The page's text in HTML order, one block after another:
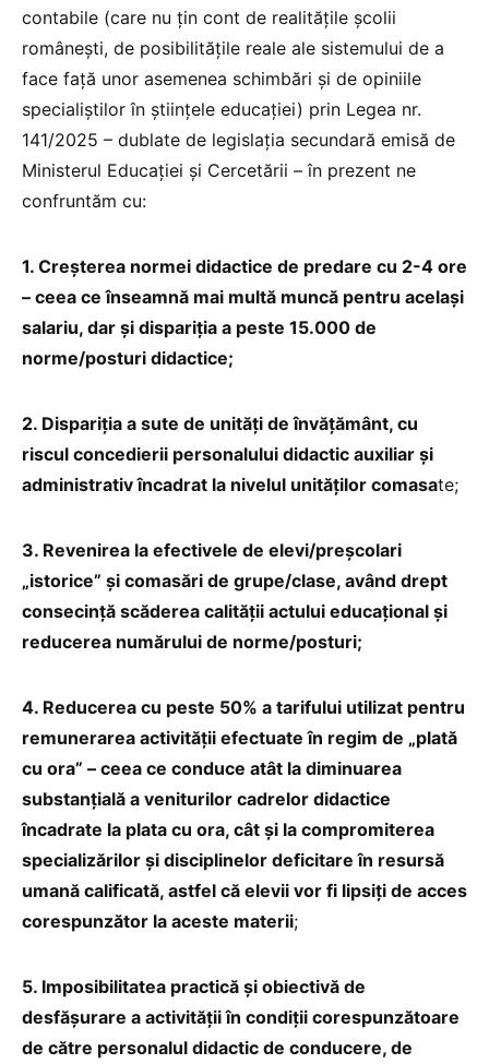
contabile (care nu țin cont de realitățile școlii
românești, de posibilitățile reale ale sistemului de a
face față unor asemenea schimbări și de opiniile
specialiștilor în științele educației) prin Legea nr.
141/2025 – dublate de legislația secundară emisă de
Ministerul Educației și Cercetării – în prezent ne
confruntăm cu:
1.⁠ ⁠Creșterea normei didactice de predare cu 2-4 ore
– ceea ce înseamnă mai multă muncă pentru același
salariu, dar și dispariția a peste 15.000 de
norme/posturi didactice;
2.⁠ ⁠Dispariția a sute de unități de învățământ, cu
riscul concedierii personalului didactic auxiliar și
administrativ încadrat la nivelul unităților comasate;
3.⁠ ⁠Revenirea la efectivele de elevi/preșcolari
„istorice” și comasări de grupe/clase, având drept
consecință scăderea calității actului educațional și
reducerea numărului de norme/posturi;
4.⁠ ⁠Reducerea cu peste 50% a tarifului utilizat pentru
remunerarea activității efectuate în regim de „plată
cu ora” – ceea ce conduce atât la diminuarea
substanțială a veniturilor cadrelor didactice
încadrate la plata cu ora, cât și la compromiterea
specializărilor și disciplinelor deficitare în resursă
umană calificată, astfel că elevii vor fi lipsiți de acces
corespunzător la aceste materii;
5.⁠ ⁠Imposibilitatea practică și obiectivă de
desfășurare a activității în condiții corespunzătoare
de către personalul didactic de conducere, de